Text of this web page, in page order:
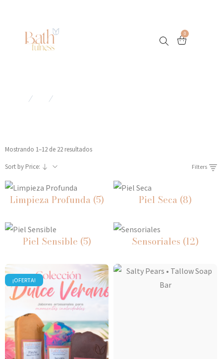
0
/ /
Mostrando 1–12 de 22 resultados
Sort by Price: Filters
Limpieza Profunda (5) Piel Seca (8)
Piel Sensible (5) Sensoriales (12)
¡OFERTA!